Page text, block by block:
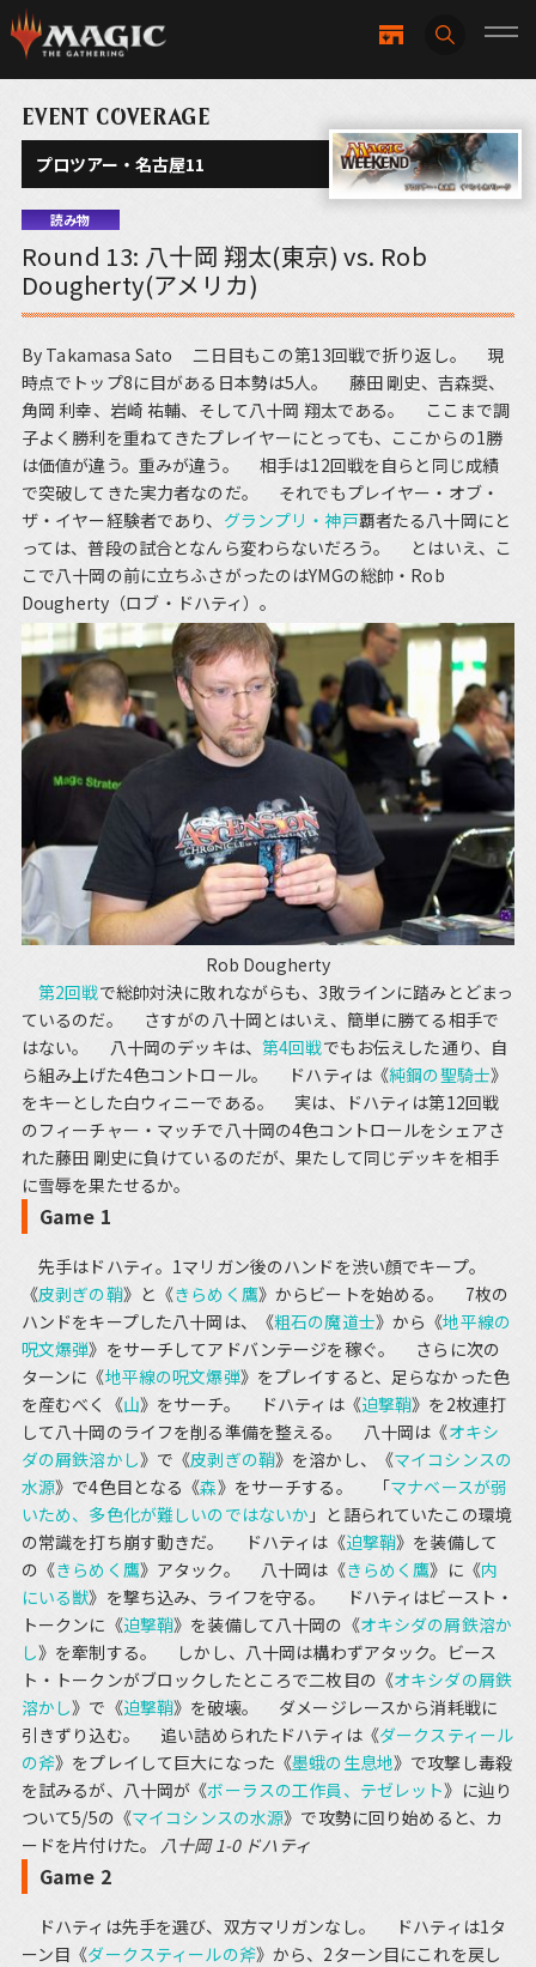
EVENT COVERAGE
プロツアー・名古屋11
読み物
Round 13: 八十岡 翔太(東京) vs. Rob
Dougherty(アメリカ)
By Takamasa Sato 二日目もこの第13回戦で折り返し。 現
時点でトップ8に目がある日本勢は5人。 藤田 剛史、吉森奨、
角岡 利幸、岩崎 祐輔、そして八十岡 翔太である。 ここまで調
子よく勝利を重ねてきたプレイヤーにとっても、ここからの1勝
は価値が違う。重みが違う。 相手は12回戦を自らと同じ成績
で突破してきた実力者なのだ。 それでもプレイヤー・オブ・
ザ・イヤー経験者であり、 グランプリ・神戸覇者たる八十岡にと
っては、普段の試合となんら変わらないだろう。 とはいえ、こ
こで八十岡の前に立ちふさがったのはYMGの総帥・Rob
Dougherty（ロブ・ドハティ）。
Rob Dougherty
第2回戦で総帥対決に敗れながらも、3敗ラインに踏みとどまっ
ているのだ。 さすがの八十岡とはいえ、簡単に勝てる相手で
はない。 八十岡のデッキは、第4回戦でもお伝えした通り、自
ら組み上げた4色コントロール。 ドハティは《純鋼の聖騎士》
をキーとした白ウィニーである。 実は、ドハティは第12回戦
のフィーチャー・マッチで八十岡の4色コントロールをシェアさ
れた藤田 剛史に負けているのだが、果たして同じデッキを相手
に雪辱を果たせるか。
Game 1
先手はドハティ。1マリガン後のハンドを渋い顔でキープ。
《皮剥ぎの鞘》と《きらめく鷹》からビートを始める。 7枚の
ハンドをキープした八十岡は、《粗石の魔道士》から《地平線の
呪文爆弾》をサーチしてアドバンテージを稼ぐ。 さらに次の
ターンに《地平線の呪文爆弾》をプレイすると、足らなかった色
を産むべく《山》をサーチ。 ドハティは《迫撃鞘》を2枚連打
して八十岡のライフを削る準備を整える。 八十岡は《オキシ
ダの屑鉄溶かし》で《皮剥ぎの鞘》を溶かし、《マイコシンスの
水源》で4色目となる《森》をサーチする。 「マナベースが弱
いため、多色化が難しいのではないか 」と語られていたこの環境
の常識を打ち崩す動きだ。 ドハティは《迫撃鞘》を装備して
の《きらめく鷹》アタック。 八十岡は《きらめく鷹》に《内
にいる獣》を撃ち込み、ライフを守る。 ドハティはビースト・
トークンに《迫撃鞘》を装備して八十岡の《オキシダの屑鉄溶か
し》を牽制する。 しかし、八十岡は構わずアタック。ビース
ト・トークンがブロックしたところで二枚目の《オキシダの屑鉄
溶かし》で《迫撃鞘》を破壊。 ダメージレースから消耗戦に
引きずり込む。 追い詰められたドハティは《ダークスティール
の斧》をプレイして巨大になった《墨蛾の生息地》で攻撃し毒殺
を試みるが、八十岡が《ボーラスの工作員、テゼレット》に辿り
ついて5/5の《マイコシンスの水源》で攻勢に回り始めると、カ
ードを片付けた。 八十岡 1-0 ドハティ
Game 2
ドハティは先手を選び、双方マリガンなし。 ドハティは1タ
ーン目《ダークスティールの斧》から、2ターン目にこれを戻し